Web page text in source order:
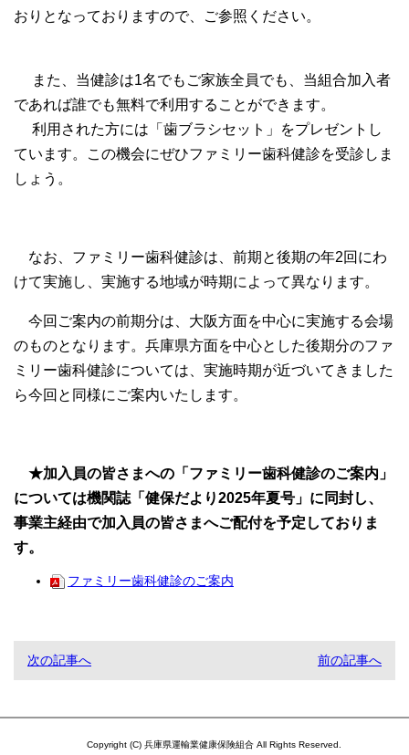
おりとなっておりますので、ご参照ください。
また、当健診は1名でもご家族全員でも、当組合加入者
であれば誰でも無料で利用することができます。
利用された方には「歯ブラシセット」をプレゼントし
ています。この機会にぜひファミリー歯科健診を受診しま
しょう。
なお、ファミリー歯科健診は、前期と後期の年2回にわ
けて実施し、実施する地域が時期によって異なります。
今回ご案内の前期分は、大阪方面を中心に実施する会場
のものとなります。兵庫県方面を中心とした後期分のファ
ミリー歯科健診については、実施時期が近づいてきました
ら今回と同様にご案内いたします。
★加入員の皆さまへの「ファミリー歯科健診のご案内」
については機関誌「健保だより2025年夏号」に同封し、
事業主経由で加入員の皆さまへご配付を予定しておりま
す。
ファミリー歯科健診のご案内
次の記事へ 前の記事へ
Copyright (C) 兵庫県運輸業健康保険組合 All Rights Reserved.